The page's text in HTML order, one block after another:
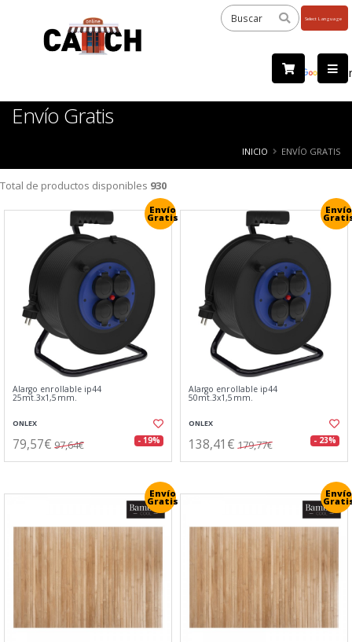
by
Envío Gratis
INICIO ENVÍO GRATIS
Total de productos disponibles 930
Envío
Gratis
Alargo enrollable ip44
25mt.3x1,5mm.
ONLEX
79,57€ 97,64€ - 19%
Envío
Alargo enrollable ip44
50mt.3x1,5mm.
ONLEX
138,41€ 179,77€ - 23%
Envío
Gratis
Envío